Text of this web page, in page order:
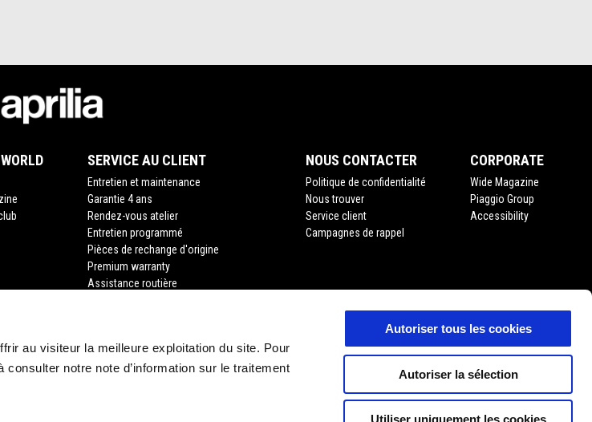
au visiteur la meilleure exploitation du site. Pour
notre note d’information sur le traitement
Autoriser tous les cookies
Autoriser la sélection
Utiliser uniquement les cookies
SERVICE AU CLIENT
Entretien et maintenance
Garantie 4 ans
Rendez-vous atelier
Entretien programmé
Pièces de rechange d'origine
Premium warranty
Assistance routière
Demande de documents
NOUS CONTACTER
Politique de confidentialité
Nous trouver
Service client
Campagnes de rappel
CORPORATE
Wide Magazine
Piaggio Group
Accessibility